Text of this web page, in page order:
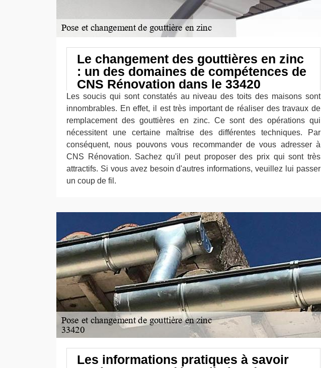
Le changement des gouttières en zinc
: un des domaines de compétences de
CNS Rénovation dans le 33420
Les soucis qui sont constatés au niveau des toits des maisons sont
innombrables. En effet, il est très important de réaliser des travaux de
remplacement des gouttières en zinc. Ce sont des opérations qui
nécessitent une certaine maîtrise des différentes techniques. Par
conséquent, nous pouvons vous recommander de vous adresser à
CNS Rénovation. Sachez qu'il peut proposer des prix qui sont très
attractifs. Si vous avez besoin d'autres informations, veuillez lui passer
un coup de fil.
Les informations pratiques à savoir